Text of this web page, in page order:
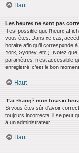
Haut
Les heures ne sont pas
Il est possible que l’heure
vous êtes. Dans ce cas,
horaire afin qu’il corresponde
York, Sydney, etc.). Notez que
paramètres, n’est accessible
enregistré, c’est le bon
Haut
J’ai changé mon fuseau
Si vous êtes sûr d’avoir
toujours incorrecte, il se peut
à un administrateur.
Haut